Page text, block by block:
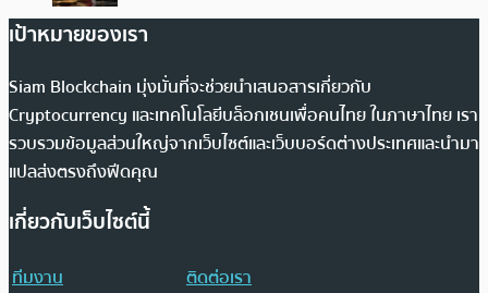
เป้าหมายของเรา
Siam Blockchain มุ่งมั่นที่จะช่วยนำเสนอสารเกี่ยวกับ
Cryptocurrency และเทคโนโลยีบล็อกเชนเพื่อคนไทย ในภาษาไทย เรา
รวบรวมข้อมูลส่วนใหญ่จากเว็บไซต์และเว็บบอร์ดต่างประเทศและนำมา
แปลส่งตรงถึงฟีดคุณ
เกี่ยวกับเว็บไซต์นี้
ทีมงาน
ติดต่อเรา